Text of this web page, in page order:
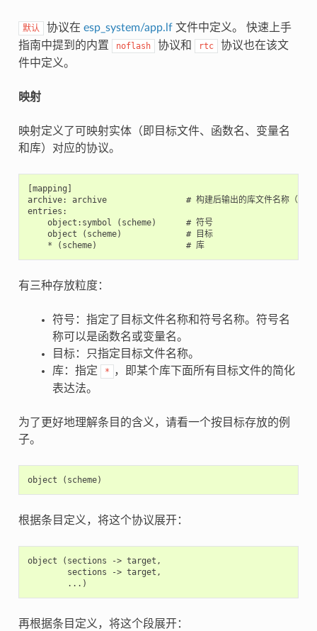
默认 协议在 esp_system/app.lf文件中定义。 快速上手
指南中提到的内置
noflash 协议和 rtc
协议也在该文
件中定义。
映射
映射定义了可映射实体（即目标文件、函数名、变量名
和库）对应的协议。
[mapping]
archive: archive                # 构建后输出的库文件名称（即
entries:
    object:symbol (scheme)      # 符号
    object (scheme)             # 目标
    * (scheme)                  # 库
有三种存放粒度：
符号：指定了目标文件名称和符号名称。符号名
称可以是函数名或变量名。
目标：只指定目标文件名称。
库：指定
*
，即某个库下面所有目标文件的简化
表达法。
为了更好地理解条目的含义，请看一个按目标存放的例
子。
根据条目定义，将这个协议展开：
object (sections -> target,
        sections -> target,
再根据条目定义，将这个段展开：